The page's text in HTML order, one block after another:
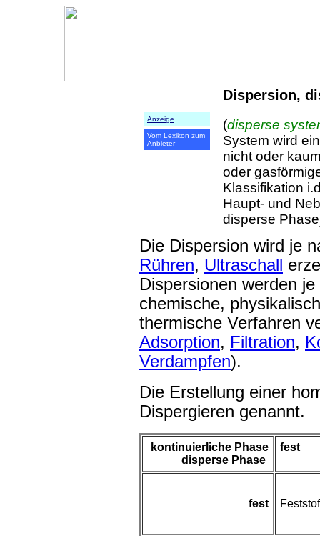
Anzeige
Vom Lexikon zum
Anbieter
Dispersion,
(disperse
System wird
nicht oder
oder
Klassifikation
Haupt- und
disperse
Die Dispersion wird je
Rühren, Ultraschall
Dispersionen werden
chemische,
thermische Verfahren
Adsorption, Filtration,
Verdampfen).
Die Erstellung einer
Dispergieren genannt.
kontinuierliche Phase
disperse Phase
fest
fest